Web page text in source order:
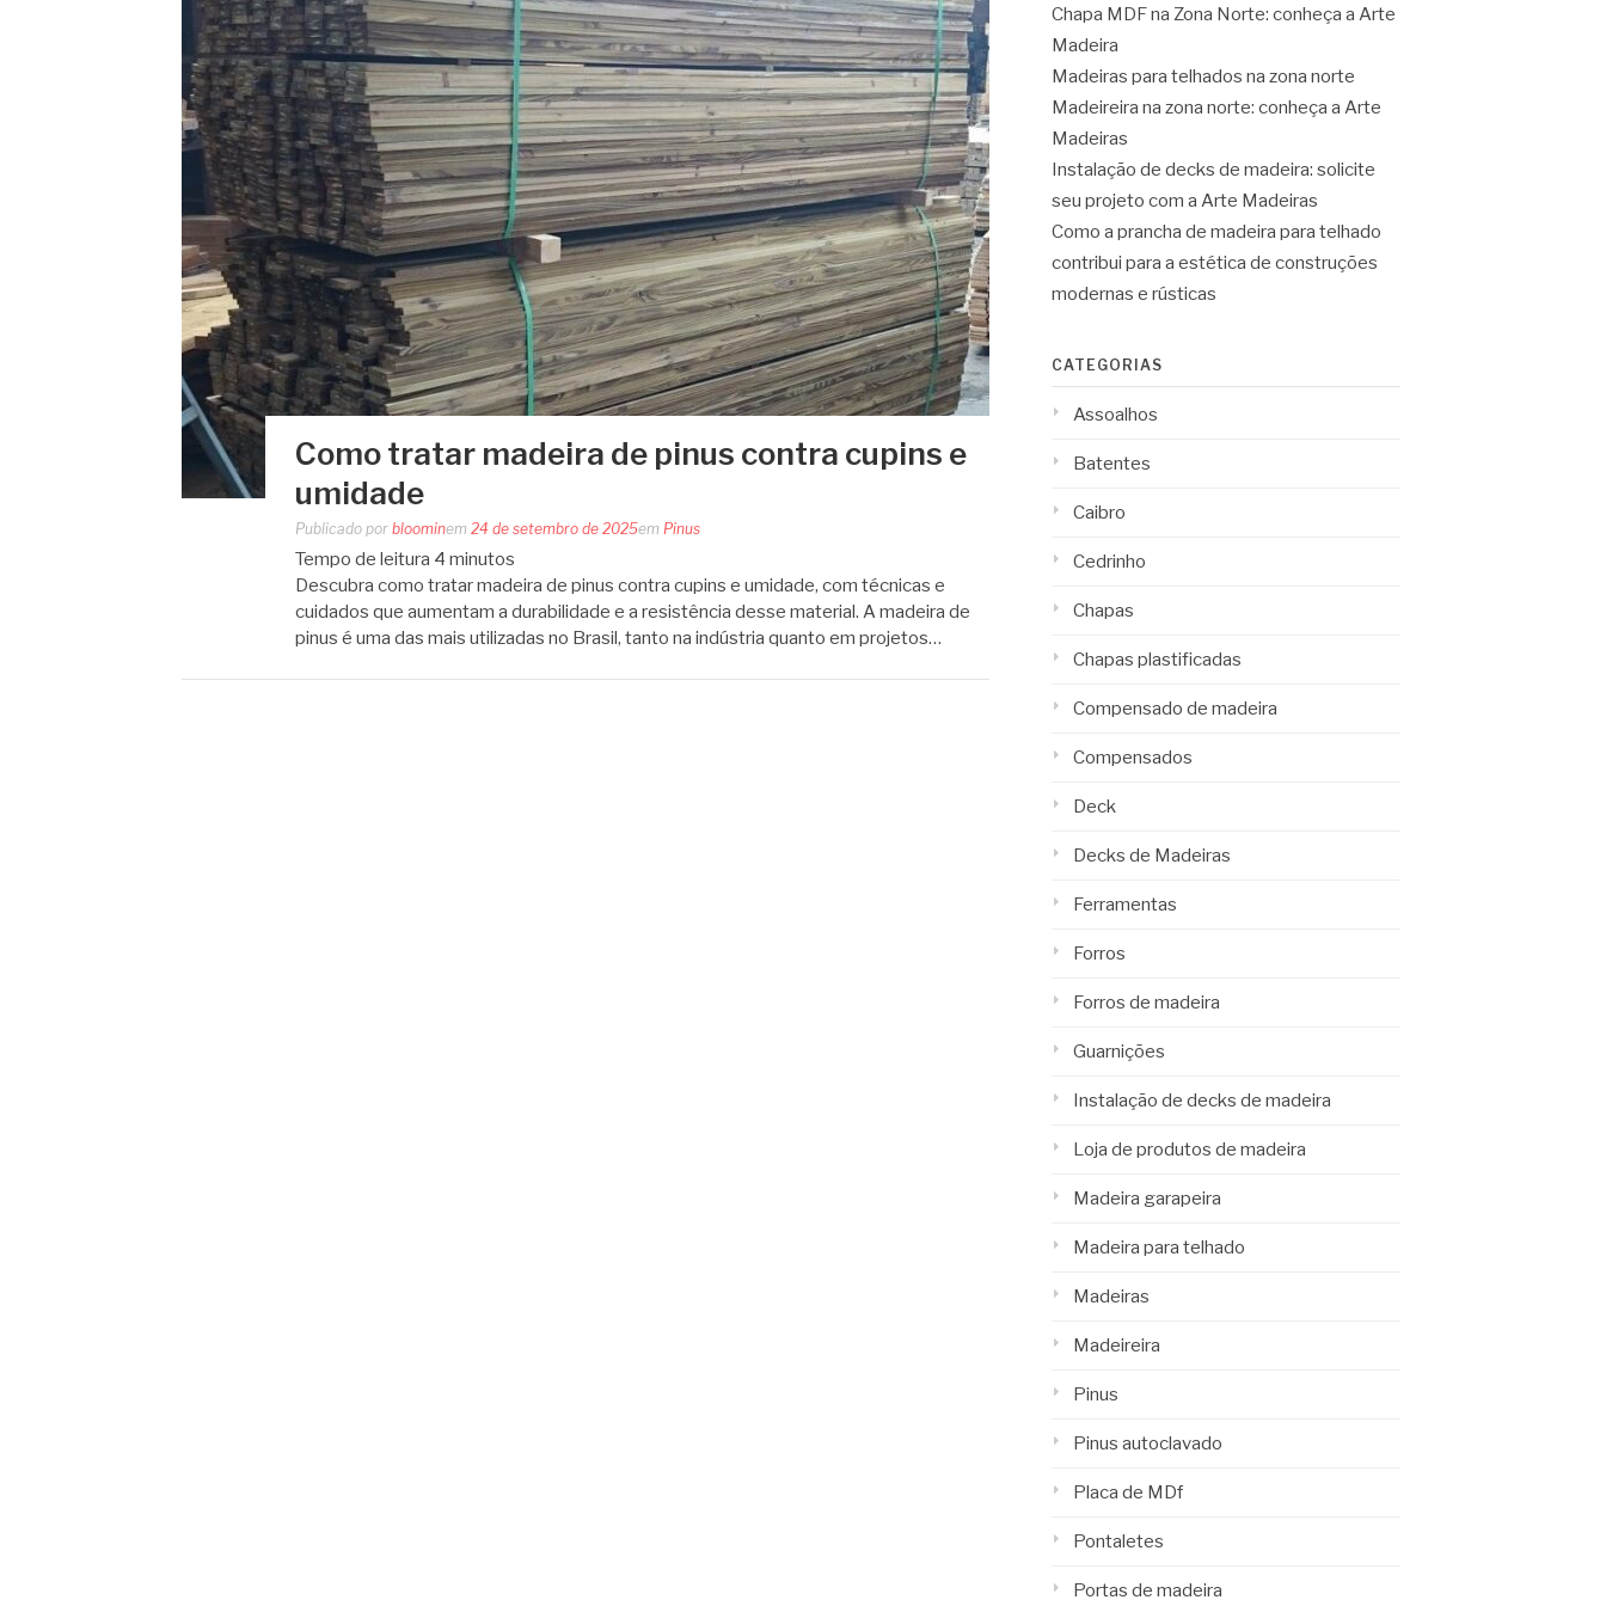
Como tratar madeira de pinus contra cupins e
umidade
Publicado por bloominem 24 de setembro de 2025em Pinus
Tempo de leitura 4 minutos
Descubra como tratar madeira de pinus contra cupins e umidade, com técnicas e
cuidados que aumentam a durabilidade e a resistência desse material. A madeira de
pinus é uma das mais utilizadas no Brasil, tanto na indústria quanto em projetos…
Chapa MDF na Zona Norte: conheça a Arte
Madeira
Madeiras para telhados na zona norte
Madeireira na zona norte: conheça a Arte
Madeiras
Instalação de decks de madeira: solicite
seu projeto com a Arte Madeiras
Como a prancha de madeira para telhado
contribui para a estética de construções
modernas e rústicas
CATEGORIAS
Assoalhos
Batentes
Caibro
Cedrinho
Chapas
Chapas plastificadas
Compensado de madeira
Compensados
Deck
Decks de Madeiras
Ferramentas
Forros
Forros de madeira
Guarnições
Instalação de decks de madeira
Loja de produtos de madeira
Madeira garapeira
Madeira para telhado
Madeiras
Madeireira
Pinus
Pinus autoclavado
Placa de MDf
Pontaletes
Portas de madeira